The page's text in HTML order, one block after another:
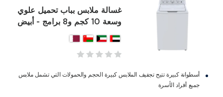
غسالة ملابس بباب تحميل علوي
وسعة 10 كجم و8 برامج - أبيض
أسطوانة كبيرة تتيح تجفيف الملابس كبيرة الحجم والحمولات التي تشمل ملابس
جميع أفراد الأسرة